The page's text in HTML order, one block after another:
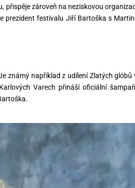
zároveň na neziskovou
prezident festivalu Jiří Bartoška s
známý například z udílení Zlatých glóbů
Varech přináší oficiální